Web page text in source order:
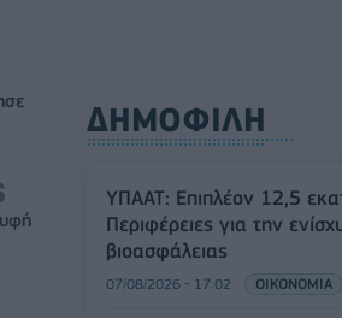
ΔΗΜΟΦΙΛΗ
ΥΠΑΑΤ: Επιπλέον 12,5
Περιφέρειες για την
βιοασφάλειας
07/08/2026 - 17:02 ΟΙΚΟΝΟΜΙΑ